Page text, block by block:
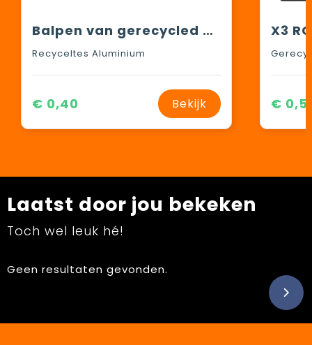
Balpen van gerecycled aluminium
Recyceltes Aluminium
€ 0,40 Bekijk €
Laatst door jou bekeken
Toch wel leuk hé!
Geen resultaten gevonden.